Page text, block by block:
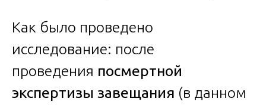
Как было проведено
исследование: после
проведения посмертной
экспертизы завещания (в данном